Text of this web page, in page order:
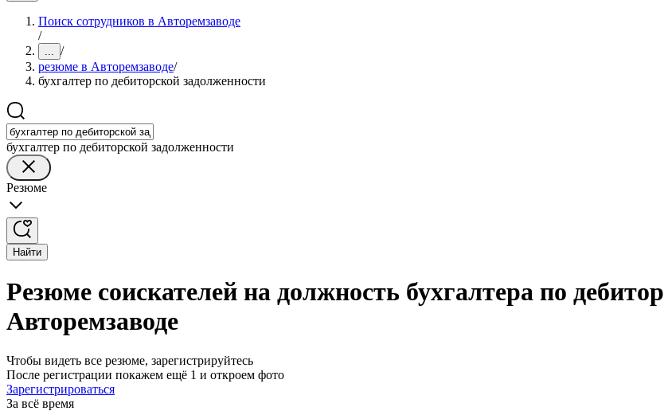
Поиск сотрудников в Авторемзаводе
/
... /
резюме в Авторемзаводе/
бухгалтер по дебиторской задолженности
бухгалтер по дебиторской задолженности
Резюме
Найти
Резюме соискателей на должность бухгалтера по
Авторемзаводе
Чтобы видеть все резюме, зарегистрируйтесь
После регистрации покажем ещё 1 и откроем фото
Зарегистрироваться
За всё время